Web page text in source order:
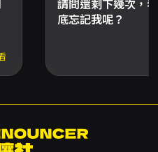
、Apple Pay、Google
點購買、超商（7-
腦自動選位，每筆訂單
期限：最遲須於演出日
線上退訂或臨櫃／郵
依OPENTIX公告為
請問還剩下幾次，
底忘記我呢？